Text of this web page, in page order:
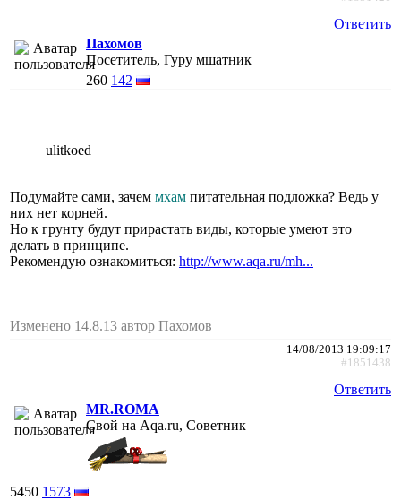
Ответить
Пахомов
Посетитель, Гуру мшатник
260 142
ulitkoed
Подумайте сами, зачем мхам питательная подложка? Ведь у
них нет корней.
Но к грунту будут прирастать виды, которые умеют это
делать в принципе.
Рекомендую ознакомиться: http://www.aqa.ru/mh...
Изменено 14.8.13 автор Пахомов
14/08/2013 19:09:17
#1851438
Ответить
MR.ROMA
Свой на Aqa.ru, Советник
5450 1573